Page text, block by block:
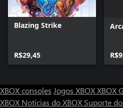
Blazing Strike
R$29,45
XBOX consoles Jogos XBOXXBOX
XBOX Notícias do XBOX Suporte